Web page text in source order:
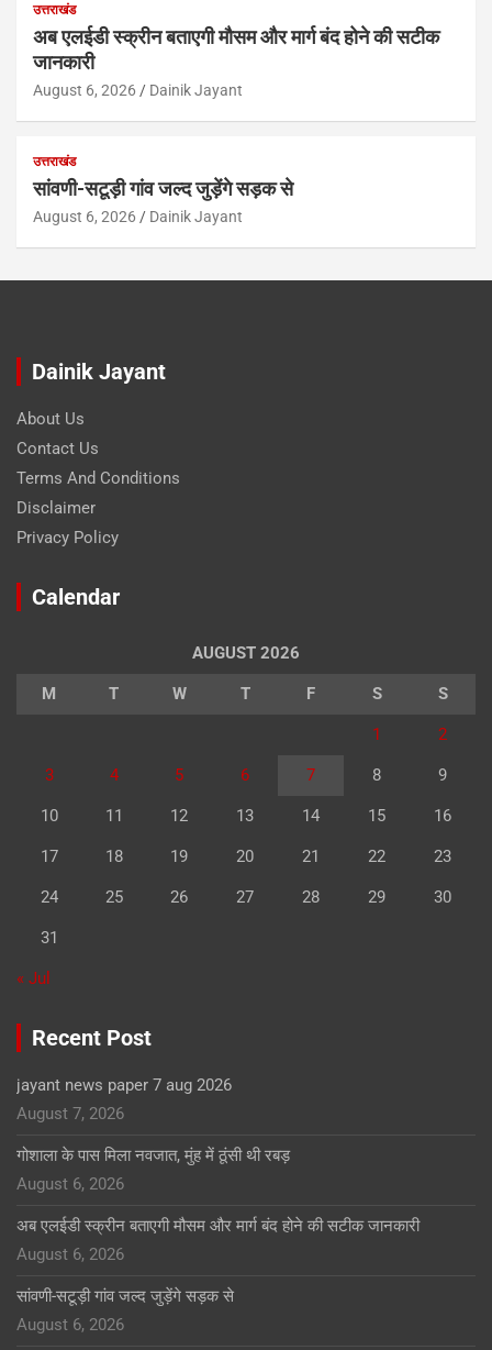
उत्तराखंड
अब एलईडी स्क्रीन बताएगी मौसम और मार्ग बंद होने की सटीक
जानकारी
August 6, 2026 Dainik Jayant
उत्तराखंड
सांवणी-सटूड़ी गांव जल्द जुड़ेंगे सड़क से
August 6, 2026 Dainik Jayant
Dainik Jayant
About Us
Contact Us
Terms And Conditions
Disclaimer
Privacy Policy
Calendar
AUGUST 2026
M T W T F S S
1 2
3 4 5 6 7 8 9
10 11 12 13 14 15 16
17 18 19 20 21 22 23
24 25 26 27 28 29 30
31
« Jul
Recent Post
jayant news paper 7 aug 2026
August 7, 2026
गोशाला के पास मिला नवजात, मुंह में ठूंसी थी रबड़
August 6, 2026
अब एलईडी स्क्रीन बताएगी मौसम और मार्ग बंद होने की सटीक जानकारी
August 6, 2026
सांवणी-सटूड़ी गांव जल्द जुड़ेंगे सड़क से
August 6, 2026